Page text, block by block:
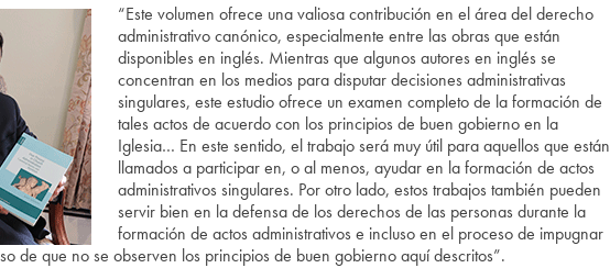
“Este volumen ofrece una valiosa contribución en el área del derecho
administrativo canónico, especialmente entre las obras que están
disponibles en inglés. Mientras que algunos autores en inglés se
concentran en los medios para disputar decisiones administrativas
singulares, este estudio ofrece un examen completo de la formación de
tales actos de acuerdo con los principios de buen gobierno en la
Iglesia… En este sentido, el trabajo será muy útil para aquellos que están
llamados a participar en, o al menos, ayudar en la formación de actos
administrativos singulares. Por otro lado, estos trabajos también pueden
servir bien en la defensa de los derechos de las personas durante la
formación de actos administrativos e incluso en el proceso de impugnar
de que no se observen los principios de buen gobierno aquí descritos”.